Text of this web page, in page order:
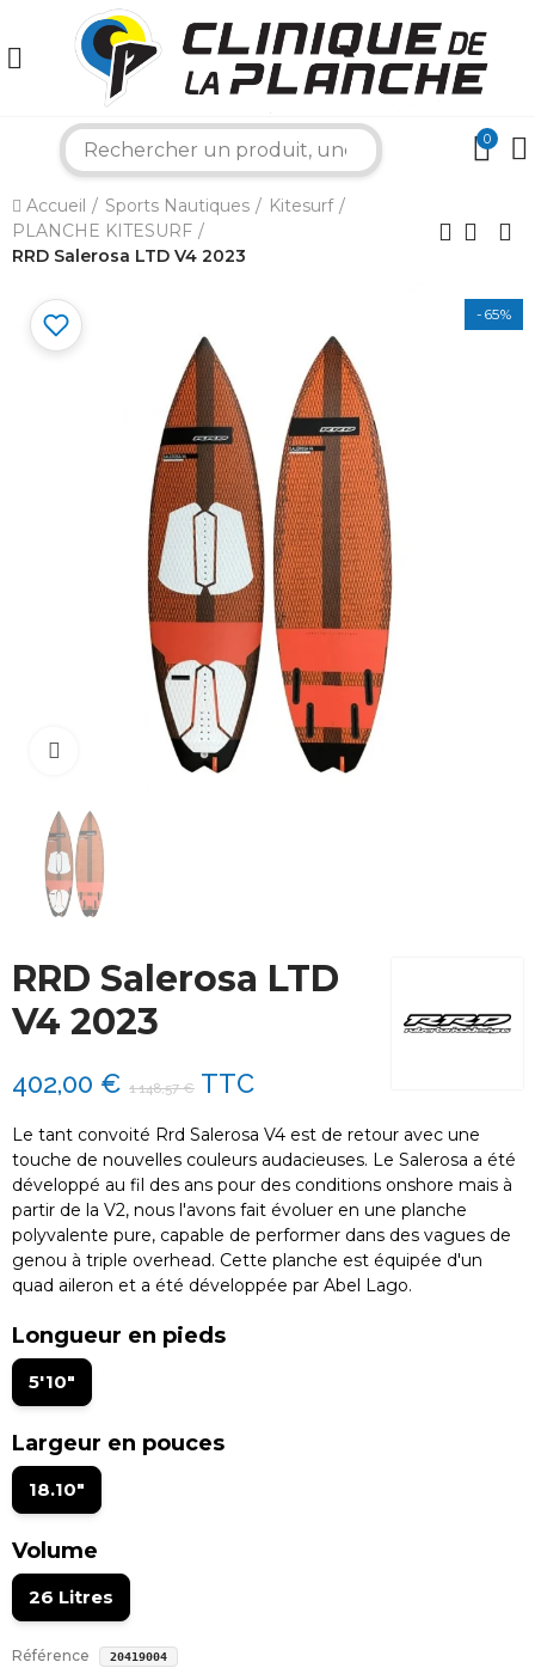
0
Accueil Sports Nautiques
Kitesurf
PLANCHE KITESURF
RRD Salerosa LTD V4 2023
-65%
Cliquez pour agrandir
RRD Salerosa LTD
V4 2023
402,00 € 1 148,57 € TTC
Le tant convoité Rrd Salerosa V4 est de retour avec une
touche de nouvelles couleurs audacieuses. Le Salerosa a été
développé au fil des ans pour des conditions onshore mais à
partir de la V2, nous l'avons fait évoluer en une planche
polyvalente pure, capable de performer dans des vagues de
genou à triple overhead. Cette planche est équipée d'un
quad aileron et a été développée par Abel Lago.
Longueur en pieds
5'10"
Largeur en pouces
18.10"
Volume
26 Litres
Référence 20419004
×
Bonjour ! Je suis votre expert nautique.
Comment puis-je vous aider aujourd'hui ?